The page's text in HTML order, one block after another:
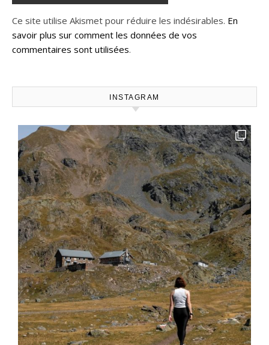
Ce site utilise Akismet pour réduire les indésirables. En
savoir plus sur comment les données de vos
commentaires sont utilisées.
INSTAGRAM